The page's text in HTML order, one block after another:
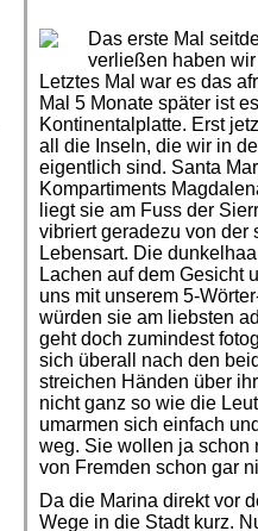
Das erste Mal
verließen haben
Letztes Mal war es das
Mal 5 Monate später ist
Kontinentalplatte. Erst
all die Inseln, die wir in
eigentlich sind. Santa
Kompartiments
liegt sie am Fuss der
vibriert geradezu von der
Lebensart. Die
Lachen auf dem Gesicht
uns mit unserem 5-
würden sie am liebsten
geht doch zumindest
sich überall nach den
streichen Händen über
nicht ganz so wie die
umarmen sich einfach
weg. Sie wollen ja schon
von Fremden schon gar
Da die Marina direkt vor
Wege in die Stadt kurz.